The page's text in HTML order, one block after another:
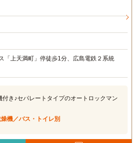
「上天満町」停徒歩1分、広島電鉄２系統
き♪セパレートタイプのオートロックマン
機／バス・トイレ別